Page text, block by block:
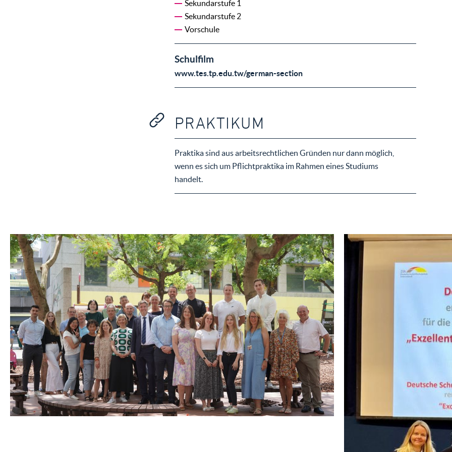
Sekundarstufe 1
Sekundarstufe 2
Vorschule
Schulfilm
www.tes.tp.edu.tw/german-section
PRAKTIKUM
Praktika sind aus arbeitsrechtlichen Gründen nur dann möglich,
wenn es sich um Pflichtpraktika im Rahmen eines Studiums
handelt.